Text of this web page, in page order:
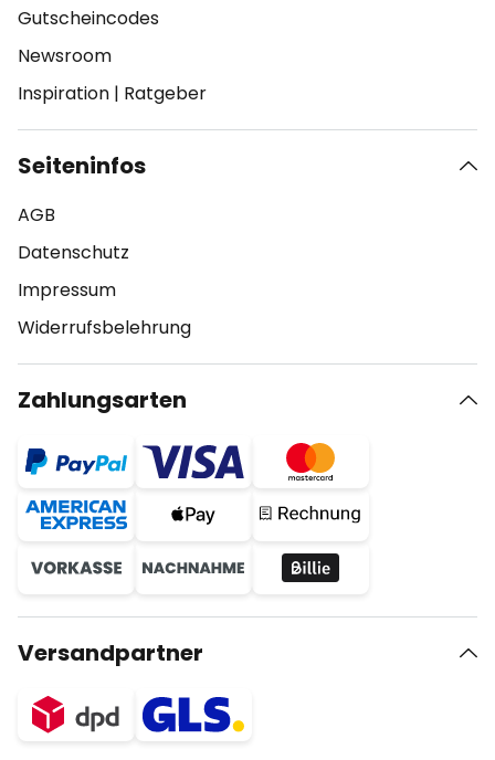
Gutscheincodes
Newsroom
Inspiration | Ratgeber
Seiteninfos
AGB
Datenschutz
Impressum
Widerrufsbelehrung
Zahlungsarten
Versandpartner